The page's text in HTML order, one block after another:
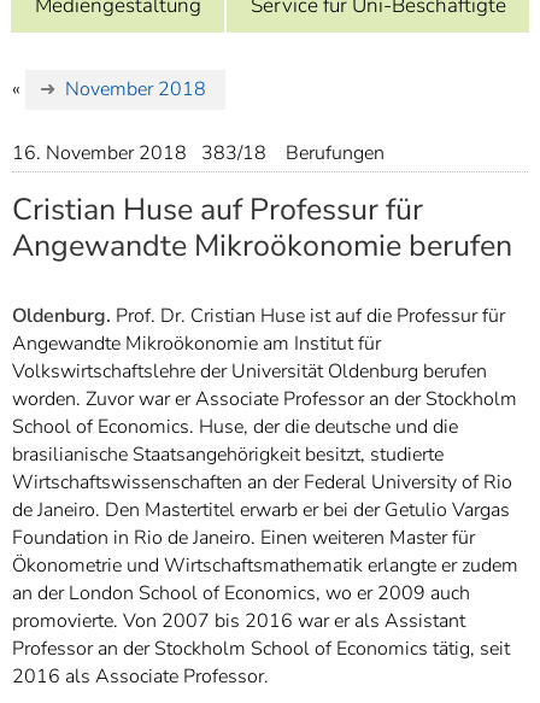
7]
Informationen zur
« November 2018
16. November 2018 383/18 Berufungen
Cristian Huse auf Professur für
Angewandte Mikroökonomie berufen
Oldenburg. Prof. Dr. Cristian Huse ist auf die Professur für
Angewandte Mikroökonomie am Institut für
Volkswirtschaftslehre der Universität Oldenburg berufen
worden. Zuvor war er Associate Professor an der Stockholm
School of Economics. Huse, der die deutsche und die
brasilianische Staatsangehörigkeit besitzt, studierte
Wirtschaftswissenschaften an der Federal University of Rio
de Janeiro. Den Mastertitel erwarb er bei der Getulio Vargas
Foundation in Rio de Janeiro. Einen weiteren Master für
Ökonometrie und Wirtschaftsmathematik erlangte er zudem
an der London School of Economics, wo er 2009 auch
promovierte. Von 2007 bis 2016 war er als Assistant
Professor an der Stockholm School of Economics tätig, seit
2016 als Associate Professor.